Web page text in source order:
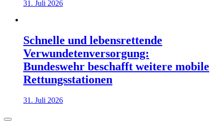
31. Juli 2026
Schnelle und lebensrettende
Verwundetenversorgung:
Bundeswehr beschafft weitere mobile
Rettungsstationen
31. Juli 2026